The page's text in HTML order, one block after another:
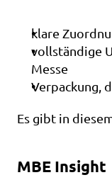
klare
vollständige
Messe
Verpackung,
Es gibt in
MBE Insight